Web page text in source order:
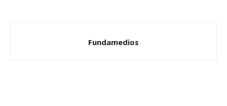
Fundamedios